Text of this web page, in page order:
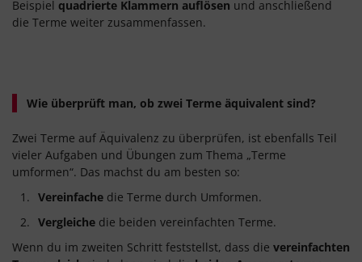
Beispiel quadrierte Klammern auflösen und anschließend
die Terme weiter zusammenfassen.
Wie überprüft man, ob zwei Terme äquivalent sind?
Zwei Terme auf Äquivalenz zu überprüfen, ist ebenfalls Teil
vieler Aufgaben und Übungen zum Thema „Terme
umformen“. Das machst du am besten so:
Vereinfache die Terme durch Umformen.
Vergleiche die beiden vereinfachten Terme.
Wenn du im zweiten Schritt feststellst, dass die vereinfachten